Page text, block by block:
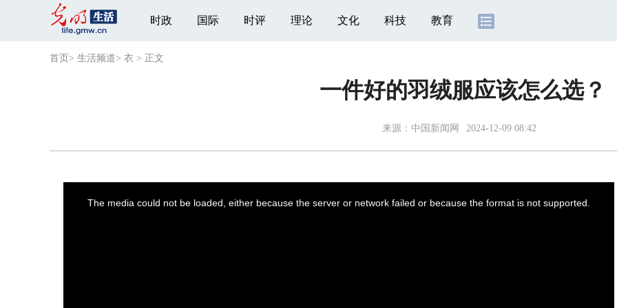
时政 国际 时评 理论 文化 科技 教育
首页 > 生活频道> 衣 > 正文
一件好的羽绒服应该怎么选？
来源： 中国新闻网 2024-12-09 08:42
The media could not be loaded, either because the server or network failed or because the format is not supported.